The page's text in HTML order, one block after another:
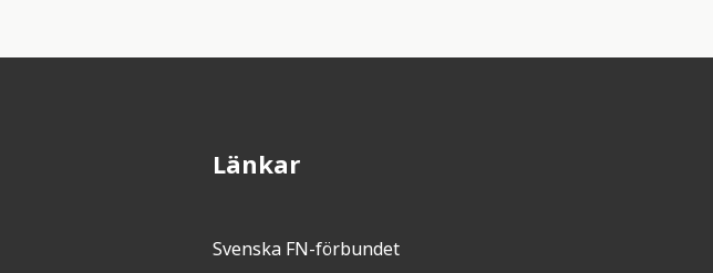
Länkar
Svenska FN-förbundet